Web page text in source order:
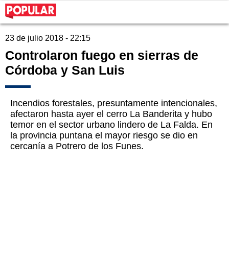
23 de julio 2018 - 22:15
Controlaron fuego en sierras de
Córdoba y San Luis
Incendios forestales, presuntamente intencionales,
afectaron hasta ayer el cerro La Banderita y hubo
temor en el sector urbano lindero de La Falda. En
la provincia puntana el mayor riesgo se dio en
cercanía a Potrero de los Funes.